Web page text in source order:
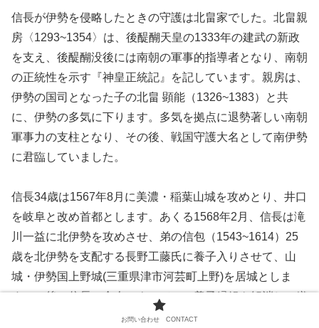
信長が伊勢を侵略したときの守護は北畠家でした。北畠親
房〈1293~1354〉は、後醍醐天皇の1333年の建武の新政
を支え、後醍醐没後には南朝の軍事的指導者となり、南朝
の正統性を示す『神皇正統記』を記しています。親房は、
伊勢の国司となった子の北畠 顕能（1326~1383）と共
に、伊勢の多気に下ります。多気を拠点に退勢著しい南朝
軍事力の支柱となり、その後、戦国守護大名として南伊勢
に君臨していました。
信長34歳は1567年8月に美濃・稲葉山城を攻めとり、井口
を岐阜と改め首都とします。あくる1568年2月、信長は滝
川一益に北伊勢を攻めさせ、弟の信包（1543~1614）25
歳を北伊勢を支配する長野工藤氏に養子入りさせて、山
城・伊勢国上野城(三重県津市河芸町上野)を居城としま
す。（後に信長の命令によってこの養子縁組を解消し、織
田家に復す）。信長の三男、信孝（1558~1583）10歳
お問い合わせ CONTACT